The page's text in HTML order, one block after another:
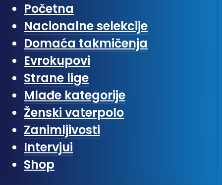
Početna
Nacionalne selekcije
Domaća takmičenja
Evrokupovi
Strane lige
Mlađe kategorije
Ženski vaterpolo
Zanimljivosti
Intervjui
Shop